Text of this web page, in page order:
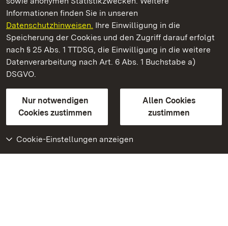
Informationen finden Sie in unseren
Datenschutzhinweisen. Ihre Einwilligung in die
Speicherung der Cookies und den Zugriff darauf erfolgt
nach § 25 Abs. 1 TTDSG, die Einwilligung in die weitere
Datenverarbeitung nach Art. 6 Abs. 1 Buchstabe a)
DSGVO.
Nur notwendigen
Cookies zustimmen
Allen Cookies
zustimmen
Cookie-Einstellungen anzeigen
Schloss und Schlossgarten Schwetzingen
Staatliche Schlösser und Gärten Baden-Württemberg
Kontakt
GebärdenspracheLeichte Sprache
Erklärung zur Barrierefreiheit
BITV-konform (geprüfte Seiten)
Weiteres